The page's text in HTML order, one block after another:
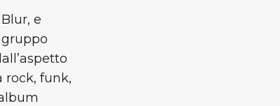
e
rock, funk,